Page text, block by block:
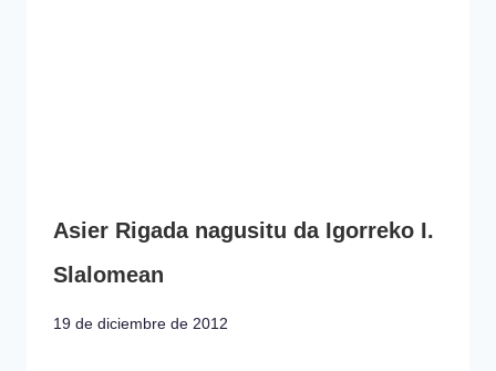
Asier Rigada nagusitu da Igorreko I.
Slalomean
19 de diciembre de 2012